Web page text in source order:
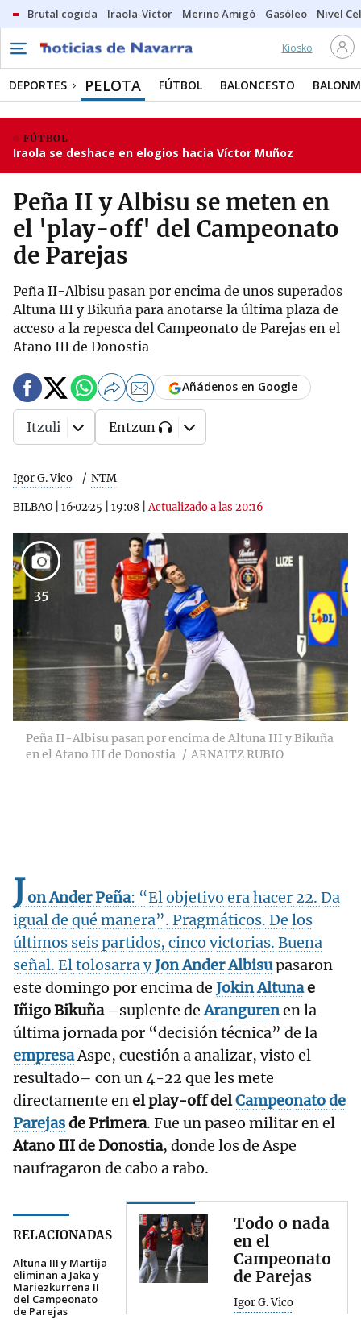
Brutal cogida Iraola-Víctor Merino Amigó Gasóleo Nivel
Kiosko
DEPORTES PELOTA FÚTBOL BALONCESTO
FÚTBOL
Iraola se deshace en elogios hacia Víctor Muñoz
Peña II y Albisu se meten en
el 'play-off' del Campeonato
de Parejas
Peña II-Albisu pasan por encima de unos superados
Altuna III y Bikuña para anotarse la última plaza de
acceso a la repesca del Campeonato de Parejas en el
Atano III de Donostia
Igor G. Vico NTM
BILBAO 16·02·25 19:08 |Actualizado a las 20:16
Añádenos en Google
Itzuli Entzun
35
Peña II-Albisu pasan por encima de Altuna III y Bikuña
en el Atano III de Donostia
ARNAITZ RUBIO
Jon Ander Peña: “El objetivo era hacer 22. Da
igual de qué manera”. Pragmáticos. De los
últimos seis partidos, cinco victorias. Buena
señal. El tolosarra yJon Ander Albisupasaron
este domingo por encima de JokinAltunae
Iñigo Bikuña–suplente deArangurenen la
última jornada por “decisión técnica” de la
empresaAspe, cuestión a analizar, visto el
resultado– con un 4-22 que les mete
directamente enel play-off delCampeonato de
Parejasde Primera. Fue un paseo militar en el
Atano III de Donostia, donde los de Aspe
naufragaron de cabo a rabo.
RELACIONADAS
Altuna III y Martija
eliminan a Jaka y
Mariezkurrena II
del Campeonato
de Parejas
Todo o nada
en el
Campeonato
de Parejas
Igor G. Vico